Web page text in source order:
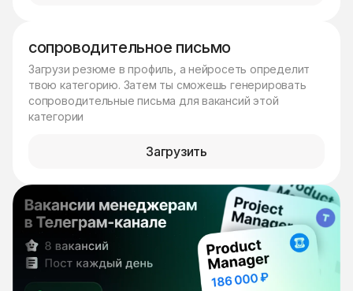
сопроводительное письмо
Загрузи резюме в профиль, а нейросеть определит
твою категорию. Затем ты сможешь генерировать
сопроводительные письма для вакансий этой
категории
Загрузить